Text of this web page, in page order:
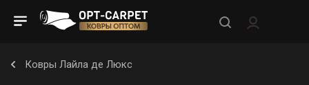
Ковры Лайла де Люкс